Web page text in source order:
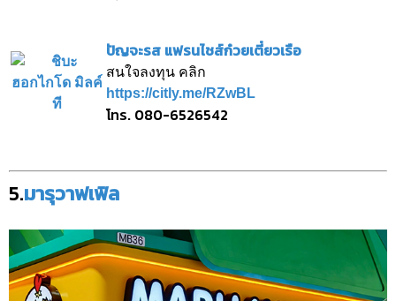
ปัญจะรส แฟรนไชส์ก๋วยเตี๋ยวเรือ
สนใจลงทุน คลิก
https://citly.me/RZwBL
โทร. 080-6526542
5.มารุวาฟเฟิล